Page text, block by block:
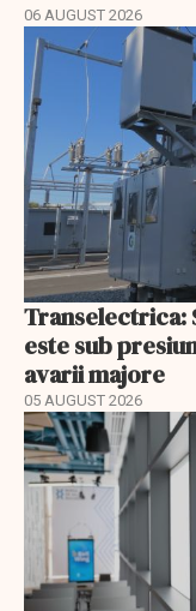
06 AUGUST 2026
Transelectrica:
este sub
avarii majore
05 AUGUST 2026